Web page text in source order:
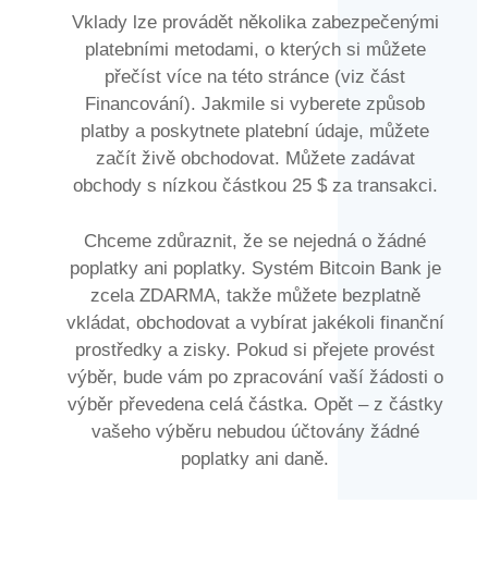
Vklady lze provádět několika zabezpečenými
platebními metodami, o kterých si můžete
přečíst více na této stránce (viz část
Financování). Jakmile si vyberete způsob
platby a poskytnete platební údaje, můžete
začít živě obchodovat. Můžete zadávat
obchody s nízkou částkou 25 $ za transakci.
Chceme zdůraznit, že se nejedná o žádné
poplatky ani poplatky. Systém Bitcoin Bank je
zcela ZDARMA, takže můžete bezplatně
vkládat, obchodovat a vybírat jakékoli finanční
prostředky a zisky. Pokud si přejete provést
výběr, bude vám po zpracování vaší žádosti o
výběr převedena celá částka. Opět – z částky
vašeho výběru nebudou účtovány žádné
poplatky ani daně.